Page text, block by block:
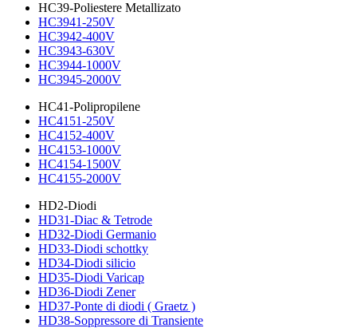
HC39-Poliestere Metallizato
HC3941-250V
HC3942-400V
HC3943-630V
HC3944-1000V
HC3945-2000V
HC41-Polipropilene
HC4151-250V
HC4152-400V
HC4153-1000V
HC4154-1500V
HC4155-2000V
HD2-Diodi
HD31-Diac & Tetrode
HD32-Diodi Germanio
HD33-Diodi schottky
HD34-Diodi silicio
HD35-Diodi Varicap
HD36-Diodi Zener
HD37-Ponte di diodi ( Graetz )
HD38-Soppressore di Transiente